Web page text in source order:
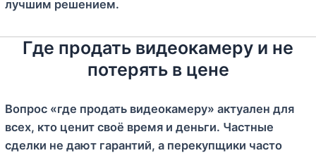
лучшим решением.
Где продать видеокамеру и не
потерять в цене
Вопрос «где продать видеокамеру» актуален для
всех, кто ценит своё время и деньги. Частные
сделки не дают гарантий, а перекупщики часто